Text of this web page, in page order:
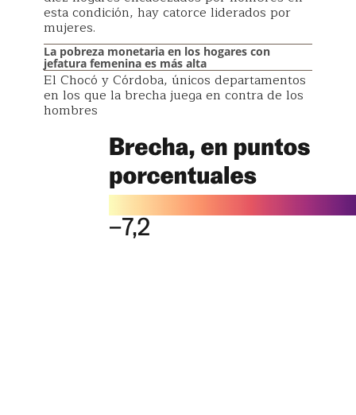
esta condición, hay catorce liderados por
mujeres.
La pobreza monetaria en los hogares con
jefatura femenina es más alta
El Chocó y Córdoba, únicos departamentos
en los que la brecha juega en contra de los
hombres